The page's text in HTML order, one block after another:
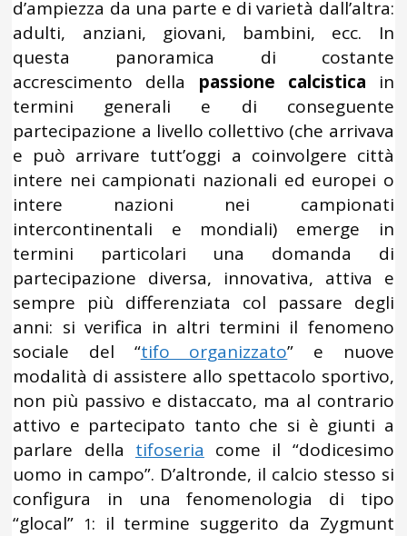
d’ampiezza da una parte e di varietà dall’altra:
adulti, anziani, giovani, bambini, ecc. In
questa panoramica di costante
accrescimento della passione calcistica in
termini generali e di conseguente
partecipazione a livello collettivo (che arrivava
e può arrivare tutt’oggi a coinvolgere città
intere nei campionati nazionali ed europei o
intere nazioni nei campionati
intercontinentali e mondiali) emerge in
termini particolari una domanda di
partecipazione diversa, innovativa, attiva e
sempre più differenziata col passare degli
anni: si verifica in altri termini il fenomeno
sociale del “tifo organizzato” e nuove
modalità di assistere allo spettacolo sportivo,
non più passivo e distaccato, ma al contrario
attivo e partecipato tanto che si è giunti a
parlare della tifoseria come il “dodicesimo
uomo in campo”. D’altronde, il calcio stesso si
configura in una fenomenologia di tipo
“glocal” 1: il termine suggerito da Zygmunt